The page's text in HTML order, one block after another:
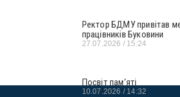
Ректор БДМУ привітав
працівників Буковини
27.07.2026 15:24
Посвіт пам’яті
10.07.2026 14:32